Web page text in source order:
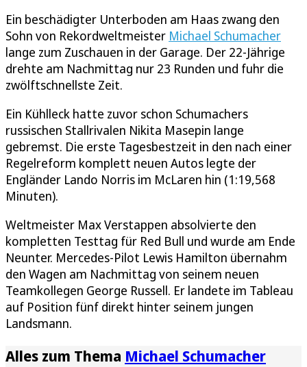
Ein beschädigter Unterboden am Haas zwang den
Sohn von Rekordweltmeister Michael Schumacher
lange zum Zuschauen in der Garage. Der 22-Jährige
drehte am Nachmittag nur 23 Runden und fuhr die
zwölftschnellste Zeit.
Ein Kühlleck hatte zuvor schon Schumachers
russischen Stallrivalen Nikita Masepin lange
gebremst. Die erste Tagesbestzeit in den nach einer
Regelreform komplett neuen Autos legte der
Engländer Lando Norris im McLaren hin (1:19,568
Minuten).
Weltmeister Max Verstappen absolvierte den
kompletten Testtag für Red Bull und wurde am Ende
Neunter. Mercedes-Pilot Lewis Hamilton übernahm
den Wagen am Nachmittag von seinem neuen
Teamkollegen George Russell. Er landete im Tableau
auf Position fünf direkt hinter seinem jungen
Landsmann.
Alles zum Thema Michael Schumacher